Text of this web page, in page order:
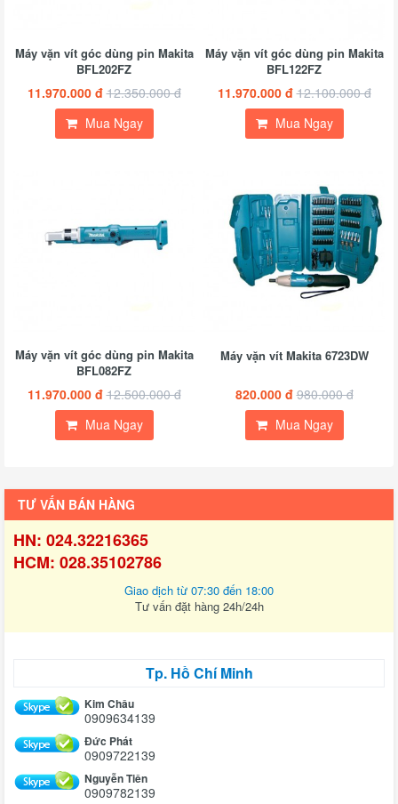
Máy vặn vít góc dùng pin Makita
BFL202FZ
11.970.000 đ 12.350.000 đ
Mua Ngay
Máy vặn vít góc dùng pin Makita
BFL122FZ
11.970.000 đ 12.100.000 đ
Mua Ngay
Máy vặn vít góc dùng pin Makita
BFL082FZ
11.970.000 đ 12.500.000 đ
Mua Ngay
Máy vặn vít Makita 6723DW
820.000 đ 980.000 đ
Mua Ngay
TƯ VẤN BÁN HÀNG
HN: 024.32216365
HCM: 028.35102786
Giao dịch từ 07:30 đến 18:00
Tư vấn đặt hàng 24h/24h
Tp. Hồ Chí Minh
Kim Châu
0909634139
Đức Phát
0909722139
Nguyễn Tiên
0909782139